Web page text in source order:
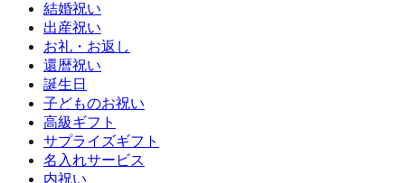
結婚祝い
出産祝い
お礼・お返し
還暦祝い
誕生日
子どものお祝い
高級ギフト
サプライズギフト
名入れサービス
内祝い